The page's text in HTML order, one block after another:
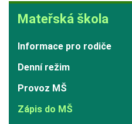
Mateřská
škola
Mateřská škola
Informace pro rodiče
Denní režim
Provoz MŠ
Zápis do MŠ